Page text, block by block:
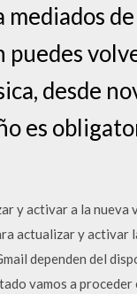
mediados
puedes
desde
es
y activar a la nueva
actualizar y activar
dependen del
vamos a proceder